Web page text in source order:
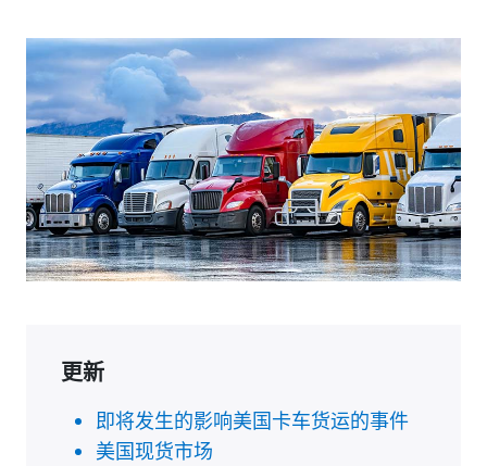
更新
即将发生的影响美国卡车货运的事件
美国现货市场